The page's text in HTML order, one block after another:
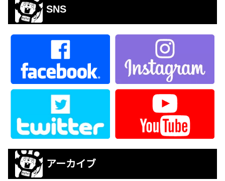
SNS
アーカイブ